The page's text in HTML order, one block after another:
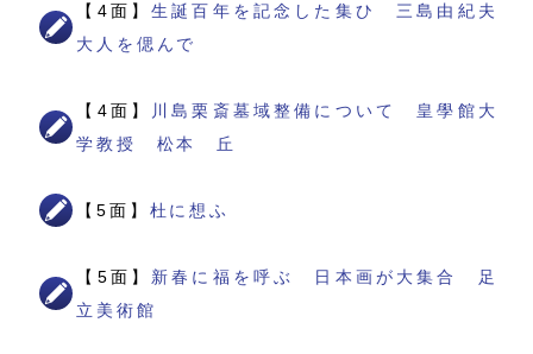
【4面】生誕百年を記念した集ひ 三島由紀夫
大人を偲んで
【4面】
川島栗斎墓域整備について 皇學館大
学教授 松本 丘
【5面】 杜に想ふ
【5面】 新春に福を呼ぶ 日本画が大集合 足
立美術館